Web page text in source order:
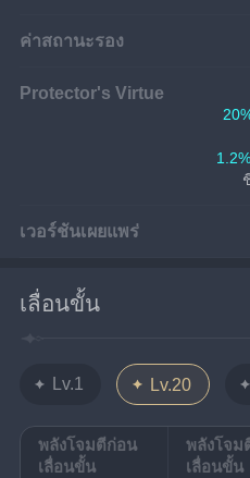
ค่าสถานะรอง
Protector's Virtue
เวอร์ชันเผยแพร่
เลื่อนขั้น
Lv.1 Lv.20
พลังโจมตีก่อน
เลื่อนขั้น
พลังโจม
เลื่อนขั้น